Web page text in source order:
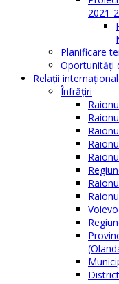
2021-
Planificare
Oportunităţi
Relaţii
Înfrăţiri